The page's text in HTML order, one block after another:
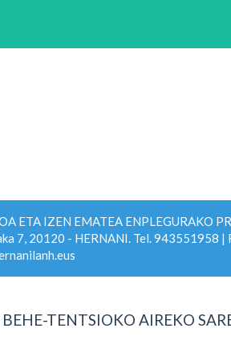
ETA IZEN EMATEA ENPLEGURAKO
7, 20120 - HERNANI. Tel. 943551958
TENTSIOKO AIREKO